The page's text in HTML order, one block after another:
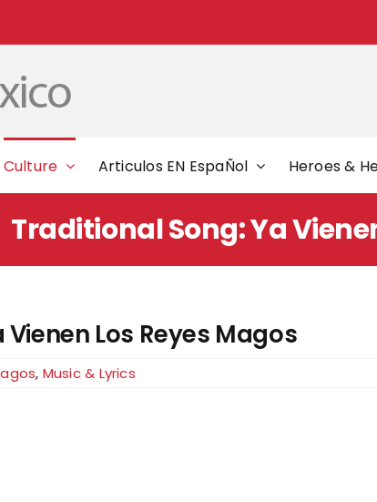
Culture Articulos EN EspaÑol Heroes &
Traditional Song: Ya
Los Reyes Magos
, Music & Lyrics